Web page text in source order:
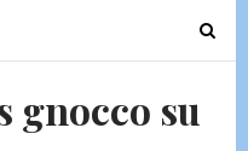
T
o
gnocco su